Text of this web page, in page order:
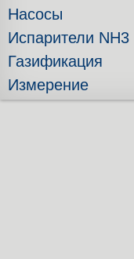
Насосы
Испарители NH3
Газификация
Измерение